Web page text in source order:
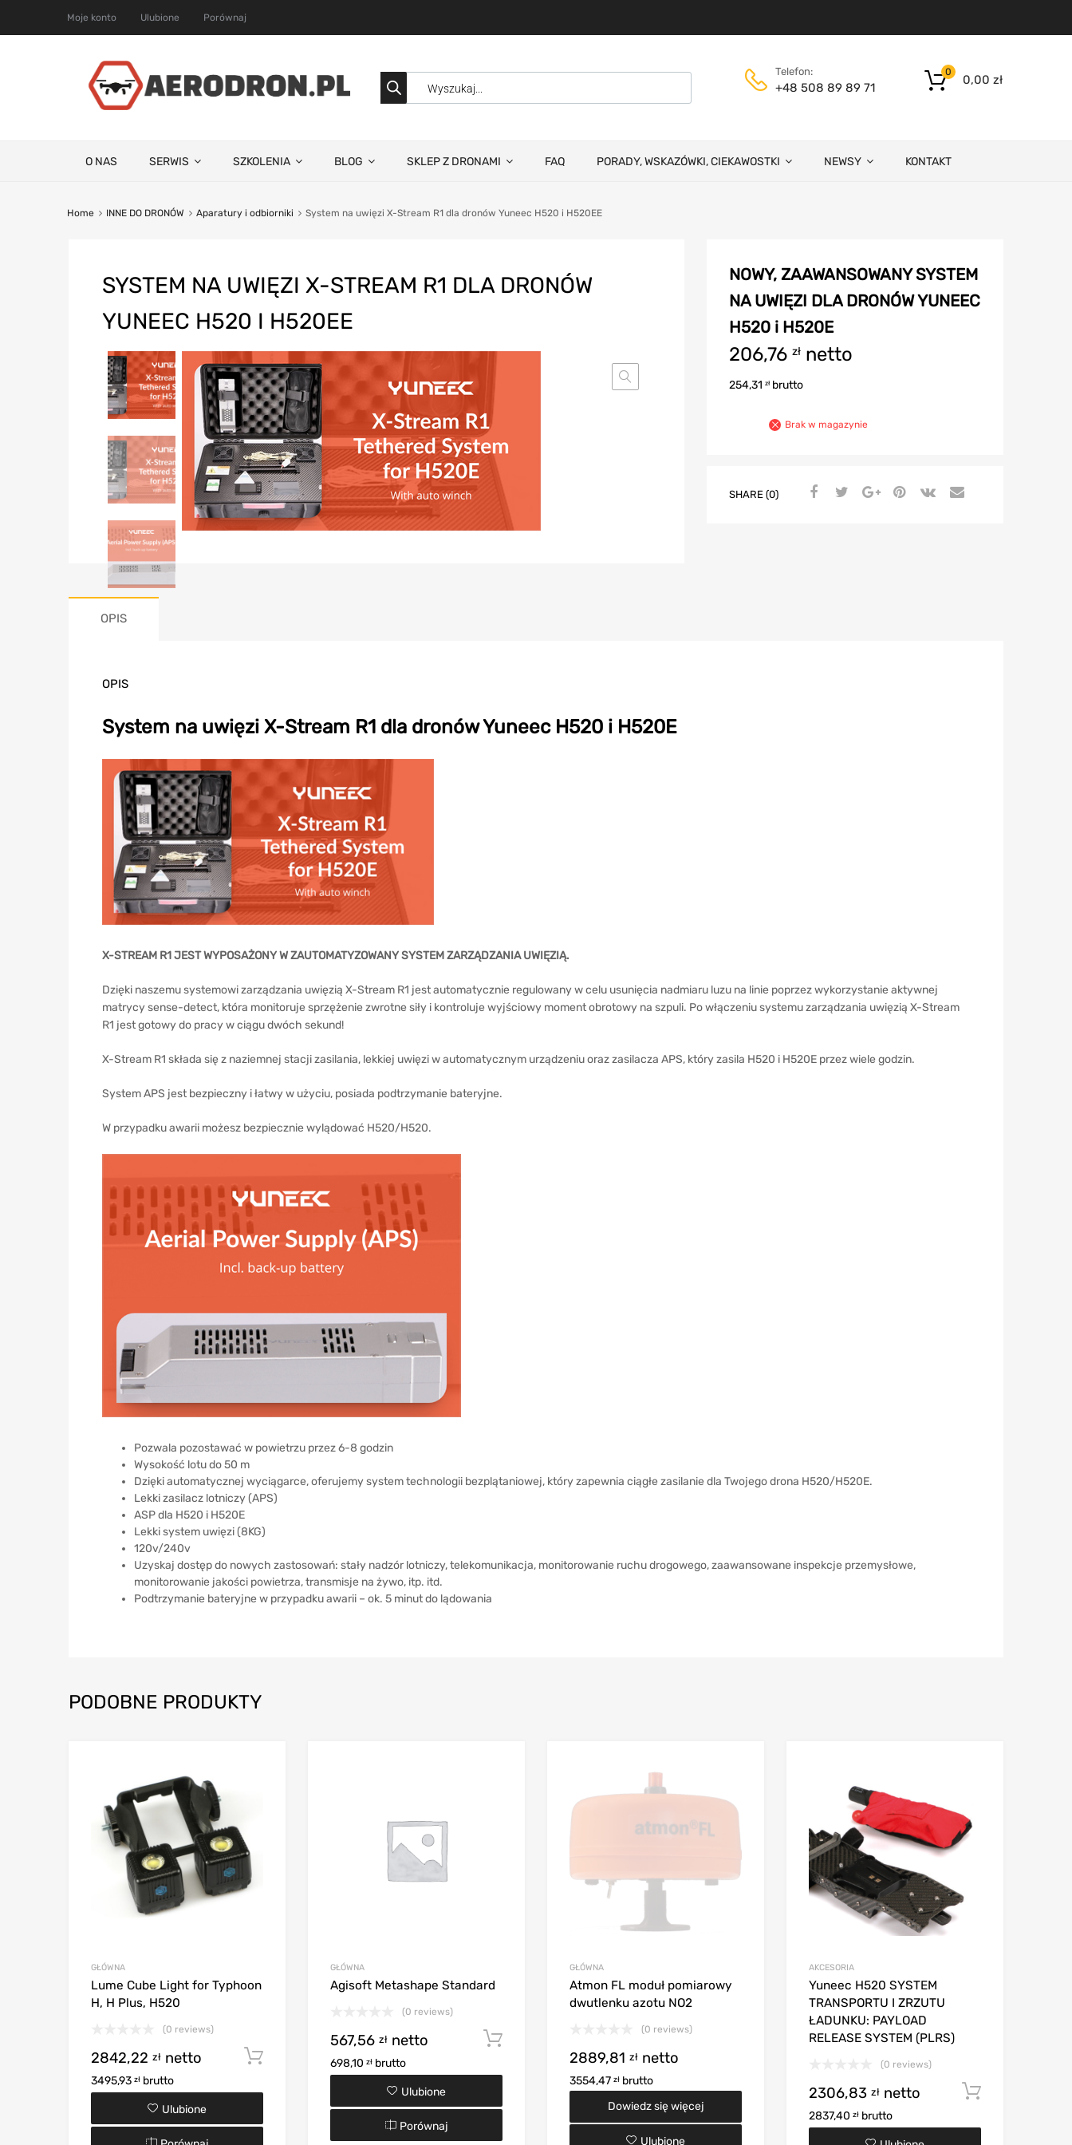
Moje konto Ulubione Porównaj
Telefon:
+48 508 89 89 71
0,00 zł
0
O NAS SERWIS SZKOLENIA BLOG SKLEP Z DRONAMI FAQ PORADY, WSKAZÓWKI, CIEKAWOSTKI NEWSY KONTAKT
Home INNE DO DRONÓW Aparatury i odbiorniki System na uwięzi X-Stream R1 dla dronów Yuneec H520 i H520EE
SYSTEM NA UWIĘZI X-STREAM R1 DLA DRONÓW
YUNEEC H520 I H520EE
NOWY, ZAAWANSOWANY SYSTEM
NA UWIĘZI DLA DRONÓW YUNEEC
H520 i H520E
206,76 zł netto
254,31 zł brutto
Brak w magazynie
SHARE (0)
OPIS
OPIS
System na uwięzi X-Stream R1 dla dronów Yuneec H520 i H520E
X-STREAM R1 JEST WYPOSAŻONY W ZAUTOMATYZOWANY SYSTEM ZARZĄDZANIA UWIĘZIĄ.
Dzięki naszemu systemowi zarządzania uwięzią X-Stream R1 jest automatycznie regulowany w celu usunięcia nadmiaru luzu na linie poprzez wykorzystanie aktywnej
matrycy sense-detect, która monitoruje sprzężenie zwrotne siły i kontroluje wyjściowy moment obrotowy na szpuli. Po włączeniu systemu zarządzania uwięzią X-Stream
R1 jest gotowy do pracy w ciągu dwóch sekund!
X-Stream R1 składa się z naziemnej stacji zasilania, lekkiej uwięzi w automatycznym urządzeniu oraz zasilacza APS, który zasila H520 i H520E przez wiele godzin.
System APS jest bezpieczny i łatwy w użyciu, posiada podtrzymanie bateryjne.
W przypadku awarii możesz bezpiecznie wylądować H520/H520.
Pozwala pozostawać w powietrzu przez 6-8 godzin
Wysokość lotu do 50 m
Dzięki automatycznej wyciągarce, oferujemy system technologii bezplątaniowej, który zapewnia ciągłe zasilanie dla Twojego drona H520/H520E.
Lekki zasilacz lotniczy (APS)
ASP dla H520 i H520E
Lekki system uwięzi (8KG)
120v/240v
Uzyskaj dostęp do nowych zastosowań: stały nadzór lotniczy, telekomunikacja, monitorowanie ruchu drogowego, zaawansowane inspekcje przemysłowe,
monitorowanie jakości powietrza, transmisje na żywo, itp. itd.
Podtrzymanie bateryjne w przypadku awarii – ok. 5 minut do lądowania
PODOBNE PRODUKTY
GŁÓWNA
Lume Cube Light for Typhoon
H, H Plus, H520
(0 reviews)
2842,22 zł netto
3495,93 zł brutto
Dodaj do koszyka
Ulubione
GŁÓWNA
Agisoft Metashape Standard
(0 reviews)
567,56 zł netto
698,10 zł brutto
Ulubione
Porównaj
GŁÓWNA
Atmon FL moduł pomiarowy
dwutlenku azotu NO2
(0 reviews)
2889,81 zł netto
3554,47 zł brutto
Dowiedz się więcej
Ulubione
AKCESORIA
Yuneec H520 SYSTEM
TRANSPORTU I ZRZUTU
ŁADUNKU: PAYLOAD
RELEASE SYSTEM (PLRS)
(0 reviews)
2306,83 zł netto
2837,40 zł brutto